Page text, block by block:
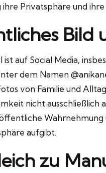
ihre Privatsphäre und
Bild
ist auf Social Media,
dem Namen
von Familie und
nicht ausschließlich
Wahrnehmung
aufgibt.
zu